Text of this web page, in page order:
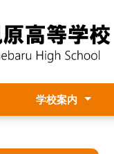
学校案内